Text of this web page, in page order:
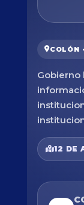
COLÓN
Gobierno
12 DE